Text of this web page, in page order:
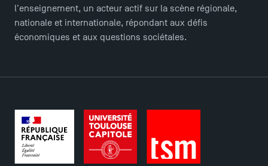
l'enseignement, un acteur actif sur la scène régionale,
nationale et internationale, répondant aux défis
économiques et aux questions sociétales.